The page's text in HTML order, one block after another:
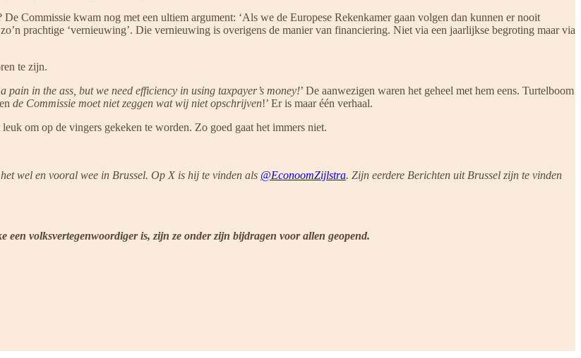
Commissie kwam nog met een ultiem argument: ‘Als we de Europese Rekenkamer gaan volgen dan kunnen er nooit
prachtige ‘vernieuwing’. Die vernieuwing is overigens de manier van financiering. Niet via een jaarlijkse begroting maar via
te zijn.
pain in the ass, but we need efficiency in using taxpayer’s money!’ De aanwezigen waren het geheel met hem eens. Turtelboom
de Commissie moet niet zeggen wat wij niet opschrijven!’ Er is maar één verhaal.
om op de vingers gekeken te worden. Zo goed gaat het immers niet.
wel en vooral wee in Brussel. Op X is hij te vinden als @EconoomZijlstra. Zijn eerdere Berichten uit Brussel zijn te vinden
een volksvertegenwoordiger is, zijn ze onder zijn bijdragen voor allen geopend.